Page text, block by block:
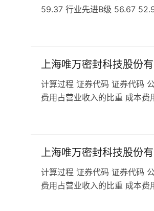
59.37 行业先进B级 56.67
上海唯万密封科技股份
计算过程 证券代码 证券代码
费用占营业收入的比重 成本
上海唯万密封科技股份
计算过程 证券代码 证券代码
费用占营业收入的比重 成本